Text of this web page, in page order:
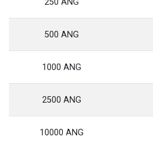
250 ANG
500 ANG
1000 ANG
2500 ANG
10000 ANG